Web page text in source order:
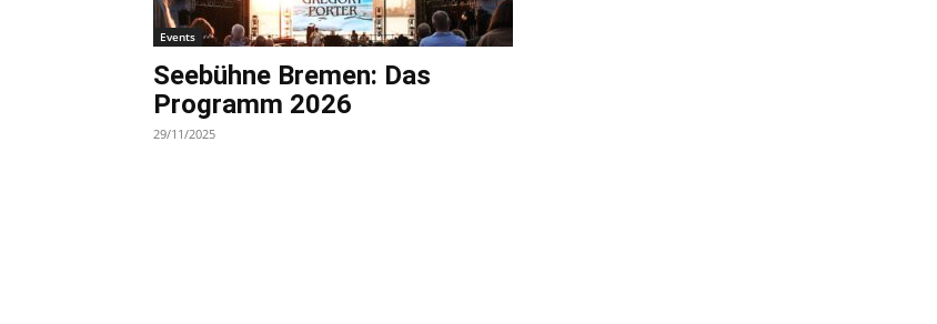
Events
Seebühne Bremen: Das
Programm 2026
29/11/2025